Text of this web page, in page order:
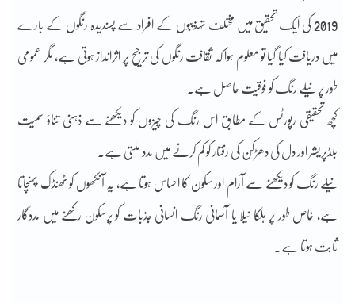
2019 کی ایک تحقیق میں مختلف تہذیبوں کے افراد سے پسندیدہ رنگوں کے بارے
میں دریافت کیا گیا تو معلوم ہوا کہ ثقافت رنگوں کی ترجیح پر اثرانداز ہوتی ہے، مگر عمومی
طور پر نیلے رنگ کو فوقیت حاصل ہے۔
کچھ تحقیقی رپورٹس کے مطابق اس رنگ کی چیزوں کو دیکھنے سے ذہنی تناؤ سمیت
بلڈپریشر اور دل کی دھڑکن کی رفتار کو کم کرنے میں مدد ملتی ہے۔
نیلے رنگ کو دیکھنے سے آرام اور سکون کا احساس ہوتا ہے، یہ آنکھوں کو ٹھنڈک پہنچاتا
ہے، خاص طور پر ہلکا نیلا یا آسمانی رنگ انسانی جذبات کو پرسکون رکھنے میں مددگار
ثابت ہوتا ہے۔